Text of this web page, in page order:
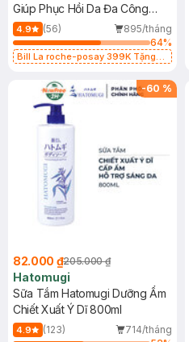
Giúp Phục Hồi Da Đa Công
Dụng 40ml
4.9 (56)
895/tháng
64%
Bill La roche-posay 399K Tặng
(SL có hạn)
-60 %
82.000 ₫205.000 ₫
Hatomugi
Sữa Tắm Hatomugi Dưỡng Ẩm
Chiết Xuất Ý Dĩ 800ml
4.9 (123)
714/tháng